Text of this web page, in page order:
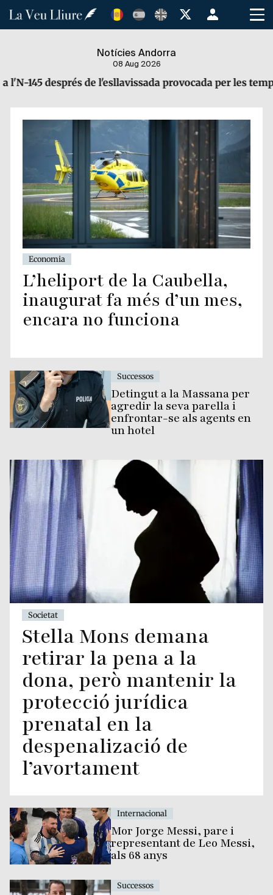
Vés
Menú
de
usuario
Notícies Andorra
provocada per les tempestes
08 Aug 2026
Economia
L’heliport de la Caubella,
inaugurat fa més d’un mes,
encara no funciona
Successos
Detingut a la Massana per
agredir la seva parella i
enfrontar-se als agents en
un hotel
Societat
Stella Mons demana
retirar la pena a la
dona, però mantenir la
protecció jurídica
prenatal en la
despenalizació de
l’avortament
Internacional
Mor Jorge Messi, pare i
representant de Leo Messi,
als 68 anys
Successos